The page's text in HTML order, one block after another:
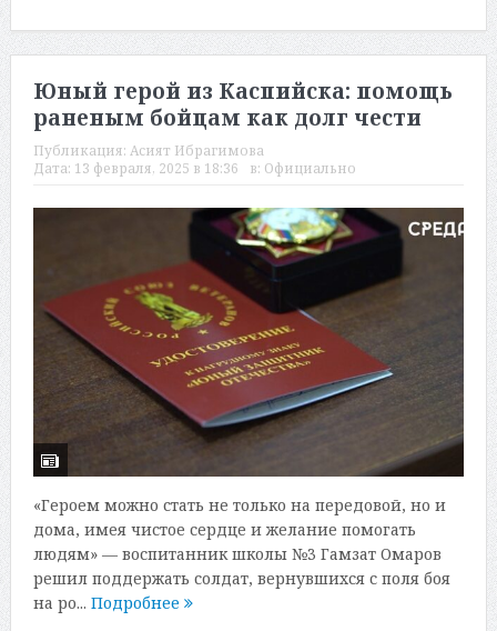
Юный герой из Каспийска: помощь
раненым бойцам как долг чести
Публикация: Асият Ибрагимова
Дата: 13 февраля, 2025 в 18:36 в: Официально
«Героем можно стать не только на передовой, но и
дома, имея чистое сердце и желание помогать
людям» — воспитанник школы №3 Гамзат Омаров
решил поддержать солдат, вернувшихся с поля боя
на ро... Подробнее